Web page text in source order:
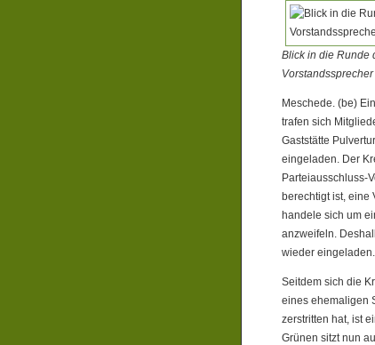
Blick in die Runde
Meschede. (be)
trafen sich
Gaststätte
eingeladen. Der
Parteiausschluss-
berechtigt ist, eine
handele sich um
anzweifeln.
wieder eingeladen.
Seitdem sich die
eines ehemaligen
zerstritten hat, ist
Grünen sitzt nun